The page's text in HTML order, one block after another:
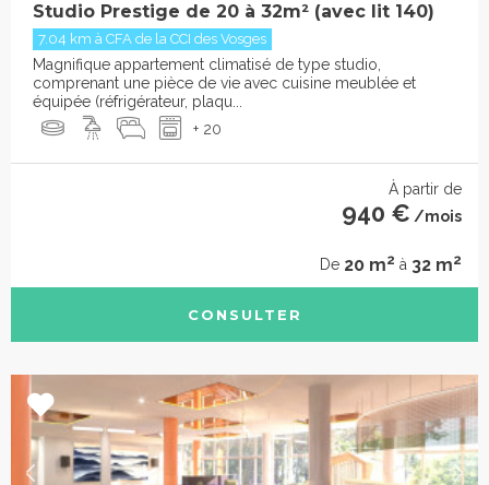
Studio Prestige de 20 à 32m² (avec lit 140)
7.04 km à CFA de la CCI des Vosges
Magnifique appartement climatisé de type studio,
comprenant une pièce de vie avec cuisine meublée et
équipée (réfrigérateur, plaqu...
+ 20
À partir de
940 € /mois
De 20 m2 à 32 m2
CONSULTER